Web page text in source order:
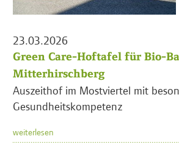
23.03.2026
Green Care-Hoftafel für Bio-
Mitterhirschberg
Auszeithof im Mostviertel mit
Gesundheitskompetenz
weiterlesen